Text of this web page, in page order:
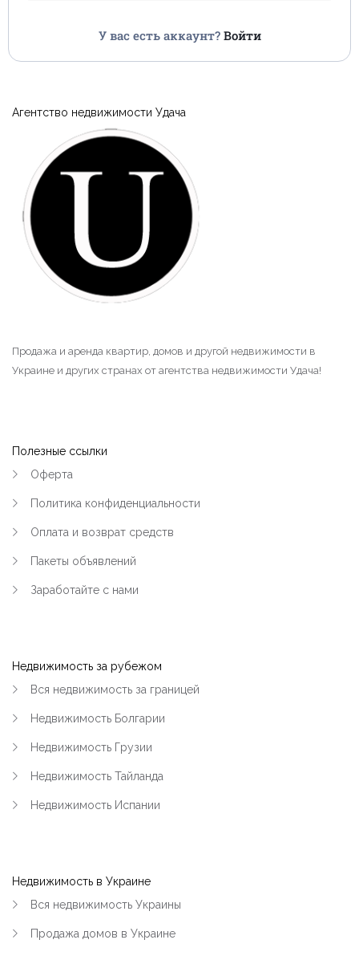
У вас есть аккаунт? Войти
Агентство недвижимости Удача
Продажа и аренда квартир, домов и другой недвижимости в
Украине и других странах от агентства недвижимости Удача!
Полезные ссылки
Оферта
Политика конфиденциальности
Оплата и возврат средств
Пакеты объявлений
Заработайте с нами
Недвижимость за рубежом
Вся недвижимость за границей
Недвижимость Болгарии
Недвижимость Грузии
Недвижимость Тайланда
Недвижимость Испании
Недвижимость в Украине
Вся недвижимость Украины
Продажа домов в Украине